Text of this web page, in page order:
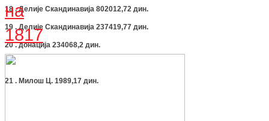
18 . Делије Скандинавија 802012,72 дин.
19 . Делије Скандинавија 237419,77 дин.
20 . донација 234068,2 дин.
21 . Милош Ц. 1989,17 дин.